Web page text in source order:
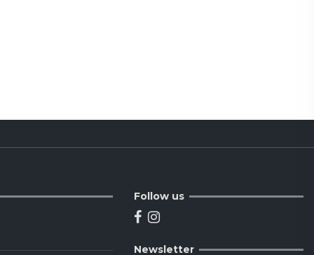
Follow us
Newsletter